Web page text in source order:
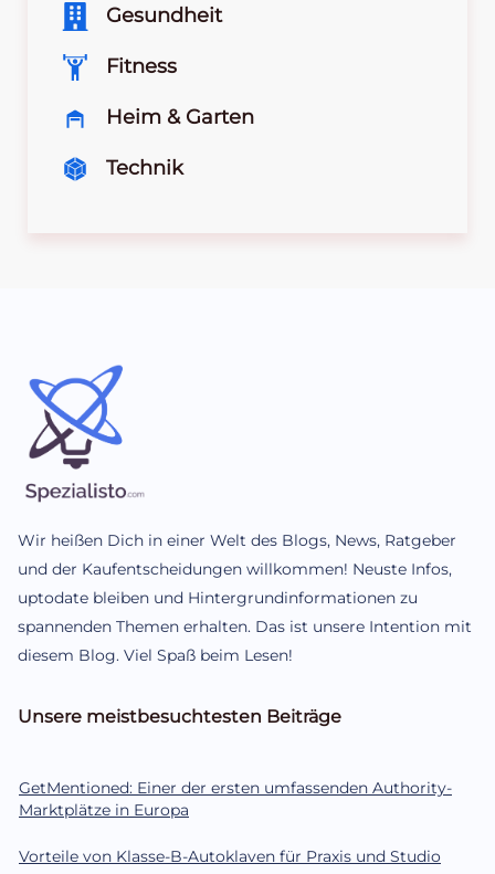
Gesundheit
Fitness
Heim & Garten
Technik
Wir heißen Dich in einer Welt des Blogs, News, Ratgeber
und der Kaufentscheidungen willkommen! Neuste Infos,
uptodate bleiben und Hintergrundinformationen zu
spannenden Themen erhalten. Das ist unsere Intention mit
diesem Blog. Viel Spaß beim Lesen!
Unsere meistbesuchtesten Beiträge
GetMentioned: Einer der ersten umfassenden Authority-
Marktplätze in Europa
Vorteile von Klasse-B-Autoklaven für Praxis und Studio